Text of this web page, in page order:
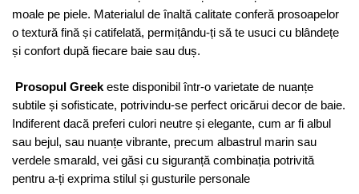
moale pe piele. Materialul de înaltă calitate conferă prosoapelor
o textură fină și catifelată, permițându-ți să te usuci cu blândețe
și confort după fiecare baie sau duș.
Prosopul Greek este disponibil într-o varietate de nuanțe
subtile și sofisticate, potrivindu-se perfect oricărui decor de baie.
Indiferent dacă preferi culori neutre și elegante, cum ar fi albul
sau bejul, sau nuanțe vibrante, precum albastrul marin sau
verdele smarald, vei găsi cu siguranță combinația potrivită
pentru a-ți exprima stilul și gusturile personale